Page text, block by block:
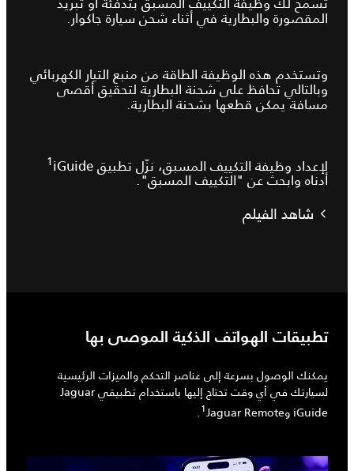
المقصورة والبطارية في أثناء شحن سيارة جاكوار.
وتستخدم هذه الوظيفة الطاقة من منبع التيار الكهربائي
وبالتالي تحافظ على شحنة البطارية لتحقيق أقصى
مسافة يمكن قطعها بشحنة البطارية.
لإعداد وظيفة التكييف المسبق، نزّل تطبيق iGuide‏ 1
أدناه وابحث عن "التكييف المسبق".
شاهد الفيلم
تطبيقات الهواتف الذكية الموصى بها
يمكنك الوصول بسرعة إلى عناصر التحكم والميزات الرئيسية
لسيارتك في أي وقت تحتاج إليها باستخدام تطبيقي Jaguar
iGuide وJaguar Remote‏
1
.